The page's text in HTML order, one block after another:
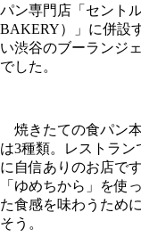
パン専門店「セント
BAKERY）」に併設
い渋谷のブーランジ
でした。
焼きたての食パン
は3種類。レストラ
に自信ありのお店で
「ゆめちから」を使
た食感を味わうため
そう。